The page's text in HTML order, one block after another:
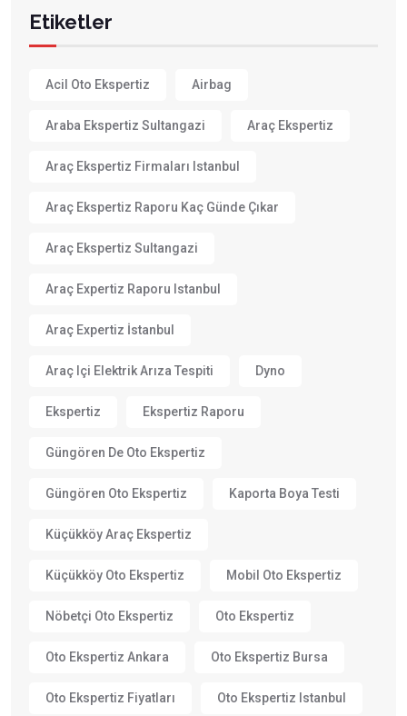
Etiketler
Acil Oto Ekspertiz Airbag
Araba Ekspertiz Sultangazi Araç Ekspertiz
Araç Ekspertiz Firmaları Istanbul
Araç Ekspertiz Raporu Kaç Günde Çıkar
Araç Ekspertiz Sultangazi
Araç Expertiz Raporu Istanbul
Araç Expertiz İstanbul
Araç Içi Elektrik Arıza Tespiti Dyno
Ekspertiz Ekspertiz Raporu
Güngören De Oto Ekspertiz
Güngören Oto Ekspertiz Kaporta Boya Testi
Küçükköy Araç Ekspertiz
Küçükköy Oto Ekspertiz Mobil Oto Ekspertiz
Nöbetçi Oto Ekspertiz Oto Ekspertiz
Oto Ekspertiz Ankara Oto Ekspertiz Bursa
Oto Ekspertiz Fiyatları Oto Ekspertiz Istanbul